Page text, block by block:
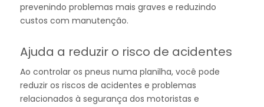
prevenindo problemas mais graves e reduzindo
custos com manutenção.
Ajuda a reduzir o risco de acidentes
Ao controlar os pneus numa planilha, você pode
reduzir os riscos de acidentes e problemas
relacionados à segurança dos motoristas e